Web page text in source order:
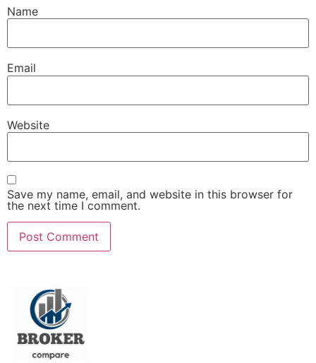
Name
Email
Website
Save my name, email, and website in this browser for
the next time I comment.